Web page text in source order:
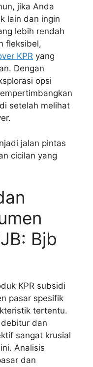
jika Anda
lain dan ingin
lebih rendah
fleksibel,
KPR yang
Dengan
opsi
setelah melihat
jalan pintas
cicilan yang
Bjb
KPR subsidi
pasar spesifik
tertentu.
dan
sangat krusial
Analisis
dan